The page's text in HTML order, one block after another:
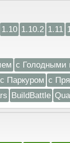
1.10 1.10.2 1.11
с Голодными
с Паркуром с
BuildBattle